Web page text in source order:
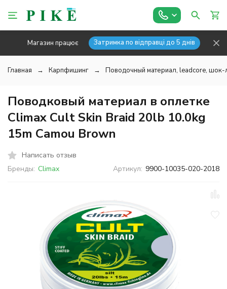
Магазин працює Затримка по відправці до 5 днів
Главная Карпфишинг Поводочный материал, leadcore,
Поводковый материал в оплетке
Climax Cult Skin Braid 20lb 10.0kg
15m Camou Brown
Написать отзыв
Бренды: Climax Артикул: 9900-10035-020-2018